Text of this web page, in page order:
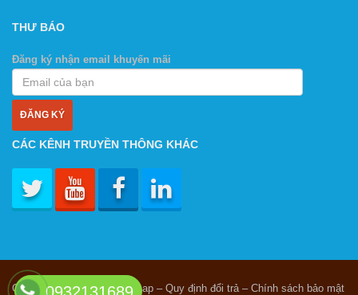
THƯ BÁO
Đăng ký nhận email khuyến mãi
CÁC KÊNH TRUYỀN THÔNG KHÁC
Giới thiệu – Liên hệ – Sitemap – Quy định đổi trả – Chính sách bảo mật